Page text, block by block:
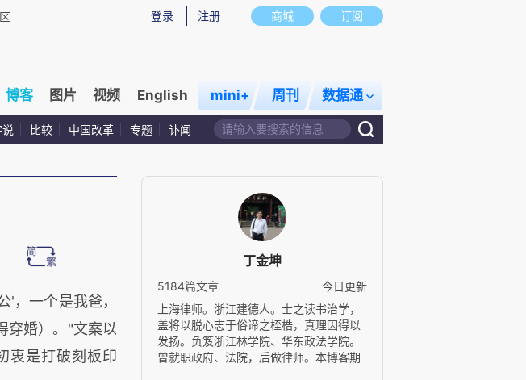
商城 订阅
登录 注册
博客 图片 视频 English mini+ 周刊 数据通
比较 中国改革 专题 讣闻
，一个是我爸，
穿婚）。"文案以
衷是打破刻板印
丁金坤
5184篇文章
今日更新
上海律师。浙江建德人。士之读书治学，
盖将以脱心志于俗谛之桎梏，真理因得以
发扬。负笈浙江林学院、华东政法学院。
曾就职政府、法院，后做律师。本博客期